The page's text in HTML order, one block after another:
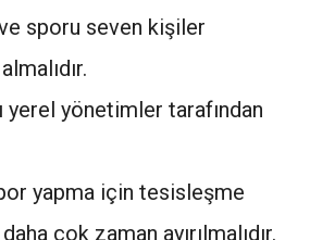
sporu seven kişiler
yönetimler tarafından
yapma için tesisleşme
çok zaman ayırılmalıdır.